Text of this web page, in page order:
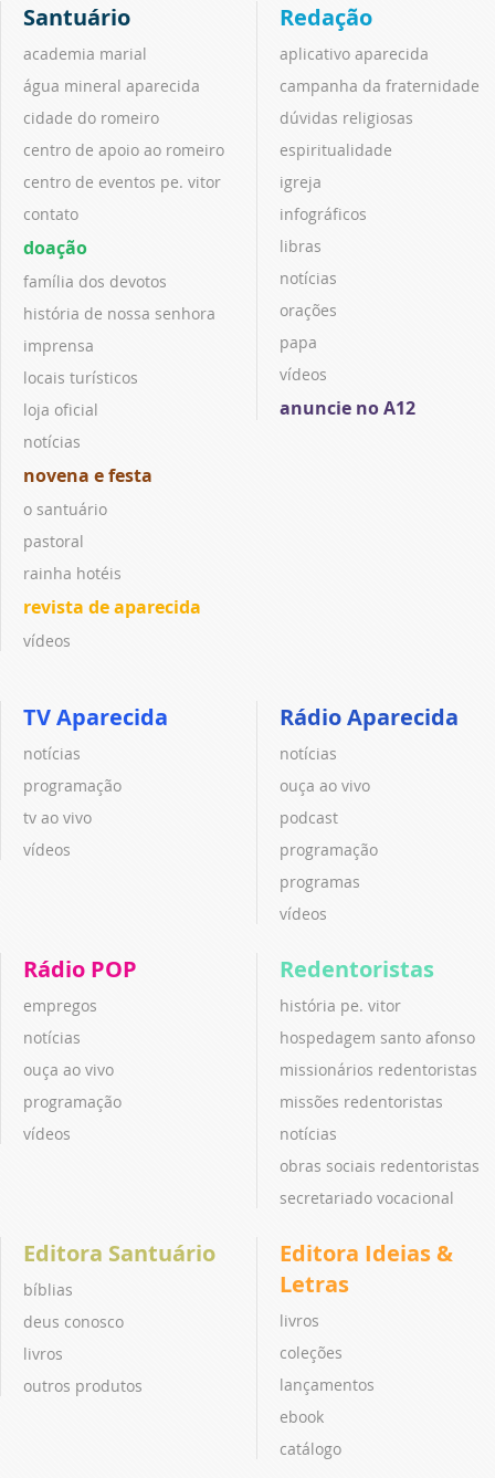
Santuário
academia marial
água mineral aparecida
cidade do romeiro
centro de apoio ao romeiro
centro de eventos pe. vitor
contato
doação
família dos devotos
história de nossa senhora
imprensa
locais turísticos
loja oficial
notícias
novena e festa
o santuário
pastoral
rainha hotéis
revista de aparecida
vídeos
Redação
aplicativo aparecida
campanha da fraternidade
dúvidas religiosas
espiritualidade
igreja
infográficos
libras
notícias
orações
papa
vídeos
anuncie no A12
TV Aparecida
notícias
programação
tv ao vivo
vídeos
Rádio Aparecida
notícias
ouça ao vivo
podcast
programação
programas
vídeos
Rádio POP
empregos
notícias
ouça ao vivo
programação
vídeos
Redentoristas
história pe. vitor
hospedagem santo afonso
missionários redentoristas
missões redentoristas
notícias
obras sociais redentoristas
secretariado vocacional
Editora Santuário
bíblias
deus conosco
livros
outros produtos
Editora Ideias &
Letras
livros
coleções
lançamentos
ebook
catálogo